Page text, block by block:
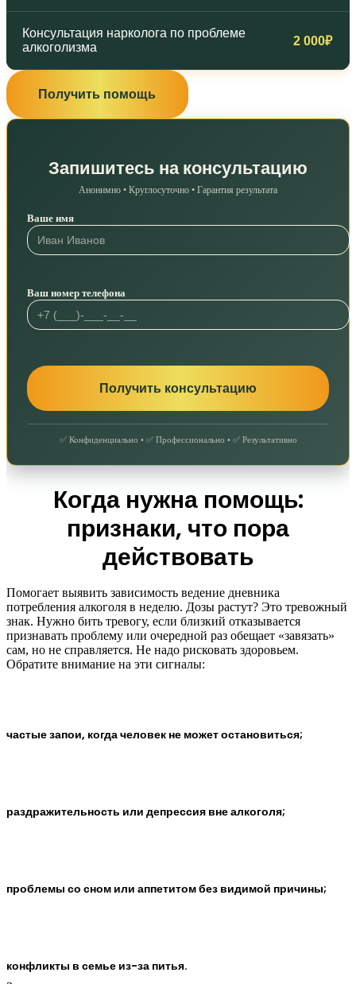
Консультация нарколога по проблеме
алкоголизма
2 000₽
Получить помощь
Запишитесь на консультацию
Анонимно • Круглосуточно • Гарантия результата
Ваше имя
Ваш номер телефона
✅ Конфиденциально • ✅ Профессионально • ✅ Результативно
Когда нужна помощь:
признаки, что пора
действовать
Помогает выявить зависимость ведение дневника
потребления алкоголя в неделю. Дозы растут? Это тревожный
знак. Нужно бить тревогу, если близкий отказывается
признавать проблему или очередной раз обещает «завязать»
сам, но не справляется. Не надо рисковать здоровьем.
Обратите внимание на эти сигналы:
частые запои, когда человек не может остановиться;
раздражительность или депрессия вне алкоголя;
проблемы со сном или аппетитом без видимой причины;
конфликты в семье из-за питья.